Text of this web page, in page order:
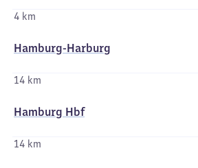
4 km
Hamburg-Harburg
14 km
Hamburg Hbf
14 km